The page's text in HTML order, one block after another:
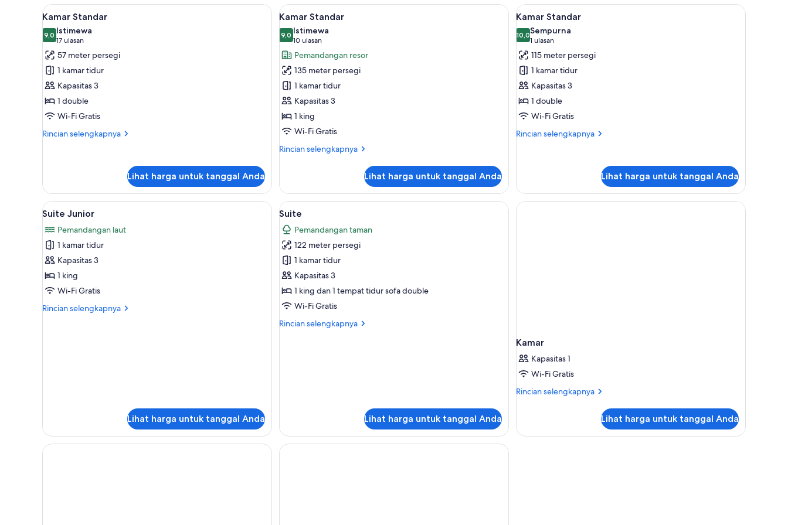
Standar
Standar
Lihat
semua
foto
untuk
Kamar
Standar
4
Kamar Standar
9,09,0 dari 10
Istimewa
17 ulasan
(17
ulasan)
57 meter persegi
1 kamar tidur
Kapasitas 3
1 double
Wi-Fi Gratis
Rincian selengkapnya
Rincian
Standar
Lihat harga untuk tanggal Anda
Lihat
semua
foto
untuk
Kamar
Standar
Minibar gratis, brankas, Wi-Fi gratis, dan seprai linen
6
Kamar Standar
9,09,0 dari 10
Istimewa
10 ulasan
(10
ulasan)
Pemandangan resor
135 meter persegi
1 kamar tidur
Kapasitas 3
1 king
Wi-Fi Gratis
Rincian selengkapnya
Rincian
Kamar
Standar
Lihat harga untuk tanggal Anda
Lihat
semua
foto
untuk
Kamar
Standar
Minibar gratis, brankas, Wi-Fi gratis, dan
8
Kamar Standar
10,010,0 dari 10
Sempurna
1 ulasan
(1
ulasan)
115 meter persegi
1 kamar tidur
Kapasitas 3
1 double
Wi-Fi Gratis
Rincian selengkapnya
Rincian
Standar
Lihat harga untuk tanggal Anda
Lihat
semua
foto
untuk
Suite
Junior
Minibar gratis, brankas, Wi-Fi gratis, dan seprai linen
3
Suite Junior
Pemandangan laut
1 kamar tidur
Kapasitas 3
1 king
Wi-Fi Gratis
Rincian selengkapnya
Rincian
Lihat harga untuk tanggal Anda
Lihat
semua
foto
untuk
Suite
Suite | Minibar gratis, brankas, Wi-Fi gratis, dan seprai linen
8
Suite
Pemandangan taman
122 meter persegi
1 kamar tidur
Kapasitas 3
1 king dan 1 tempat tidur sofa double
Wi-Fi Gratis
Rincian selengkapnya
Rincian
Lihat harga untuk tanggal Anda
Kamar
Kapasitas 1
Wi-Fi Gratis
Rincian selengkapnya
Rincian
Kamar
Lihat harga untuk tanggal Anda